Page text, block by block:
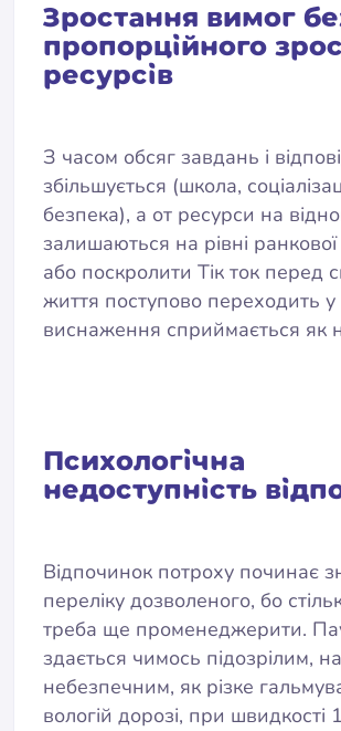
Зростання вимог
пропорційного
ресурсів
З часом обсяг завдань і
збільшується (школа,
безпека), а от ресурси на
залишаються на рівні
або поскролити Тік ток перед
життя поступово переходить
виснаження сприймається як
Психологічна
недоступність
Відпочинок потроху починає
переліку дозволеного, бо
треба ще променеджерити.
здається чимось підозрілим,
небезпечним, як різке
вологій дорозі, при швидкості